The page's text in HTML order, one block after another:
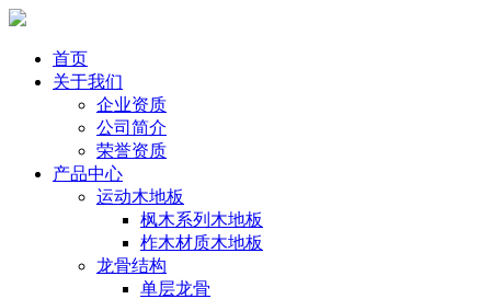
首页
关于我们
企业资质
公司简介
荣誉资质
产品中心
运动木地板
枫木系列木地板
柞木材质木地板
龙骨结构
单层龙骨